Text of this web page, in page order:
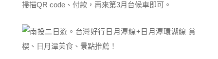
掃描QR code、付款，再來第3月台候車即可。